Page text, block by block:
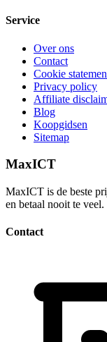
Service
Over ons
Contact
Cookie
Privacy policy
Affiliate
Blog
Koopgidsen
Sitemap
MaxICT
MaxICT is de beste
en betaal nooit te veel.
Contact